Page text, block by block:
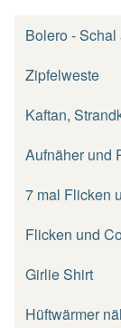
Bolero -
Zipfelweste
Kaftan,
Aufnäher und
7 mal Flicken
Flicken und
Girlie Shirt
Hüftwärmer